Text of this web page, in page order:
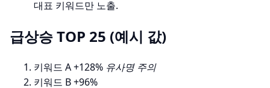
대표 키워드만 노출.
급상승 TOP 25 (예시 값)
키워드 A+128% 유사명 주의
키워드 B+96%